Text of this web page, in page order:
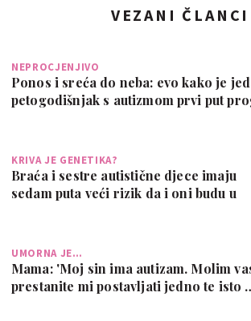
VEZANI ČLANCI
NEPROCJENJIVO
Ponos i sreća do neba: evo kako je
petogodišnjak s autizmom prvi put
KRIVA JE GENETIKA?
Braća i sestre autistične djece imaju
sedam puta veći rizik da i oni budu u
UMORNA JE…
Mama: 'Moj sin ima autizam. Molim
prestanite mi postavljati jedno te isto